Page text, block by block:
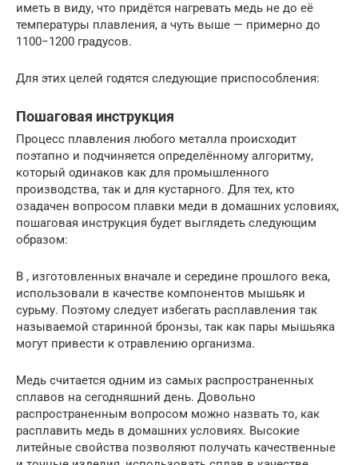
иметь в виду, что придётся нагревать медь не до её
температуры плавления, а чуть выше — примерно до
1100−1200 градусов.
Для этих целей годятся следующие приспособления:
Пошаговая инструкция
Процесс плавления любого металла происходит
поэтапно и подчиняется определённому алгоритму,
который одинаков как для промышленного
производства, так и для кустарного. Для тех, кто
озадачен вопросом плавки меди в домашних условиях,
пошаговая инструкция будет выглядеть следующим
образом:
В , изготовленных вначале и середине прошлого века,
использовали в качестве компонентов мышьяк и
сурьму. Поэтому следует избегать расплавления так
называемой старинной бронзы, так как пары мышьяка
могут привести к отравлению организма.
Медь считается одним из самых распространенных
сплавов на сегодняшний день. Довольно
распространенным вопросом можно назвать то, как
расплавить медь в домашних условиях. Высокие
литейные свойства позволяют получать качественные